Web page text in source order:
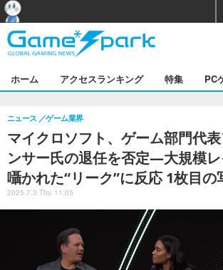
ホーム アクセスランキング 特集 PC
マイクロソフト、ゲーム部門代
ンサー氏の退任を否定―大規模
囁かれた“リーク”に反応 1枚目の
ニュース ゲーム業界
2025.7.3 Thu 11:05